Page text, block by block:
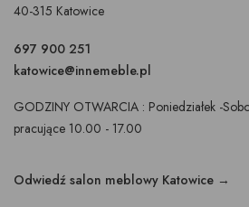
40-315 Katowice
697 900 251
katowice@innemeble.pl
GODZINY OTWARCIA : Poniedziałek -
pracujące 10.00 - 17.00
Odwiedź salon meblowy Katowice →